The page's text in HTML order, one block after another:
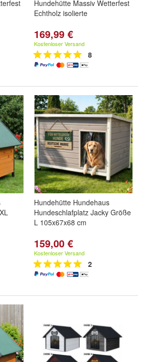
Hundehütte Massiv Wetterfest
Echtholz isolierte
169,99 €
Kostenloser Versand
8
Hundehütte Hundehaus
Hundeschlafplatz Jacky Größe
L 105x67x68 cm
159,00 €
Kostenloser Versand
2